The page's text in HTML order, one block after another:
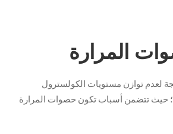
المرارة
لعدم توازن مستويات الكولسترول
حيث تتضمن أسباب تكون حصوات المرارة